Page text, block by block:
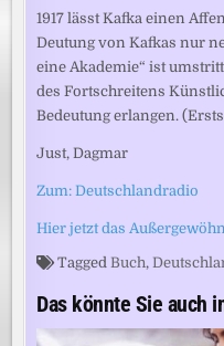
1917 lässt Kafka einen
Deutung von Kafkas nur
eine Akademie“ ist
des Fortschreitens
Bedeutung erlangen.
Just, Dagmar
Zum: Deutschlandradio
Hier jetzt das
Tagged Buch,
Das könnte Sie auch